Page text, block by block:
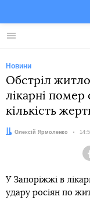
Меню
Новини
Обстріл
лікарні помер
кількість
Автор:
Олексій Ярмоленко
У Запоріжжі в
удару росіян по